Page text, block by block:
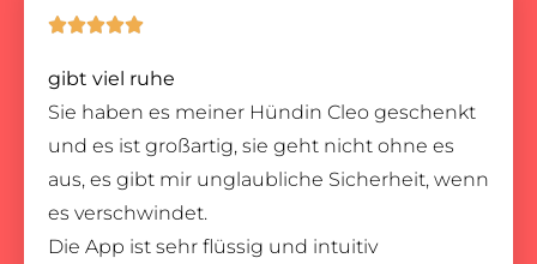

gibt viel ruhe
Sie haben es meiner Hündin Cleo geschenkt
und es ist großartig, sie geht nicht ohne es
aus, es gibt mir unglaubliche Sicherheit, wenn
es verschwindet.
Die App ist sehr flüssig und intuitiv